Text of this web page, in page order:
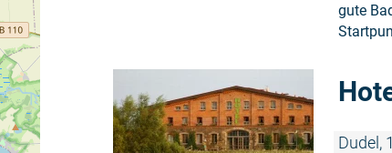
gute
Dudel,